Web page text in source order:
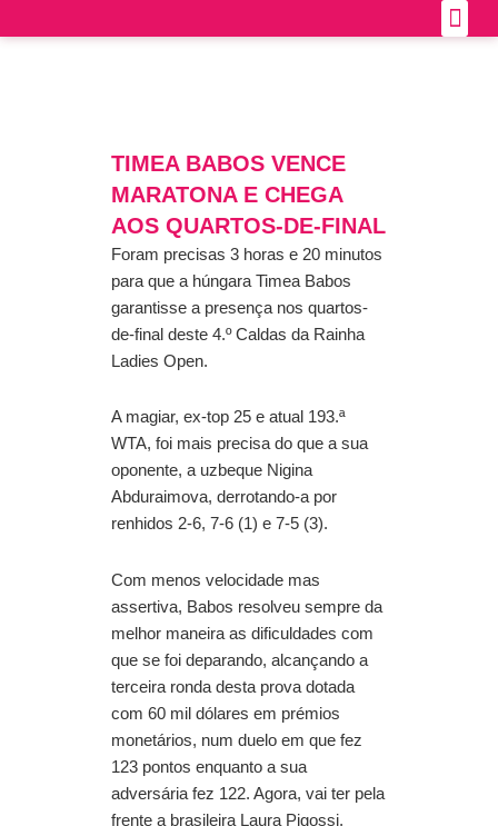
to
TIMEA BABOS VENCE
MARATONA E CHEGA
AOS QUARTOS-DE-FINAL
Foram precisas 3 horas e 20 minutos
para que a húngara Timea Babos
garantisse a presença nos quartos-
de-final deste 4.º Caldas da Rainha
Ladies Open.
A magiar, ex-top 25 e atual 193.ª
WTA, foi mais precisa do que a sua
oponente, a uzbeque Nigina
Abduraimova, derrotando-a por
renhidos 2-6, 7-6 (1) e 7-5 (3).
Com menos velocidade mas
assertiva, Babos resolveu sempre da
melhor maneira as dificuldades com
que se foi deparando, alcançando a
terceira ronda desta prova dotada
com 60 mil dólares em prémios
monetários, num duelo em que fez
123 pontos enquanto a sua
adversária fez 122. Agora, vai ter pela
frente a brasileira Laura Pigossi,